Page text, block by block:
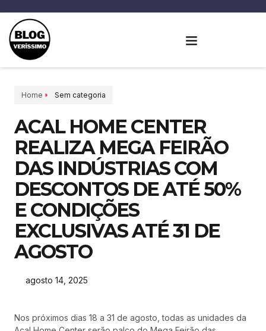
Home Sem categoria
ACAL HOME CENTER
REALIZA MEGA FEIRÃO
DAS INDÚSTRIAS COM
DESCONTOS DE ATÉ 50%
E CONDIÇÕES
EXCLUSIVAS ATÉ 31 DE
AGOSTO
agosto 14, 2025
Nos próximos dias 18 a 31 de agosto, todas as unidades da